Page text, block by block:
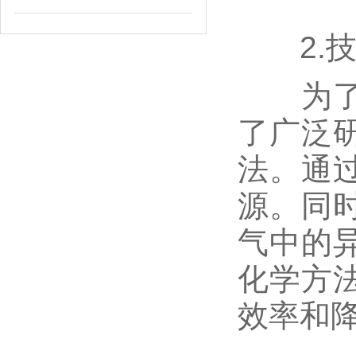
2.技
为了
了广泛
法。通
源。同
气中的
化学方
效率和